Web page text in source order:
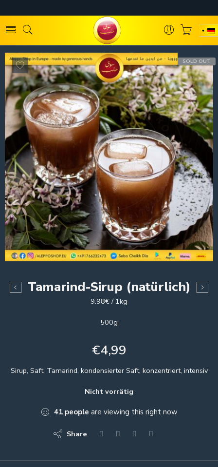
SOLD OUT
Tamarind-Sirup (natürlich)
9.98€ / 1kg
500g
€4,99
Sirup, Saft, Tamarind, kondensierter Saft, konzentriert, intensiv
Nicht vorrätig
41 people are viewing this right now
Share